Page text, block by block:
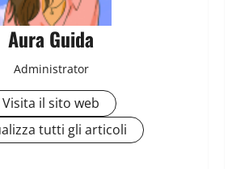
Aura Guida
Administrator
Visita il sito web
tutti gli articoli